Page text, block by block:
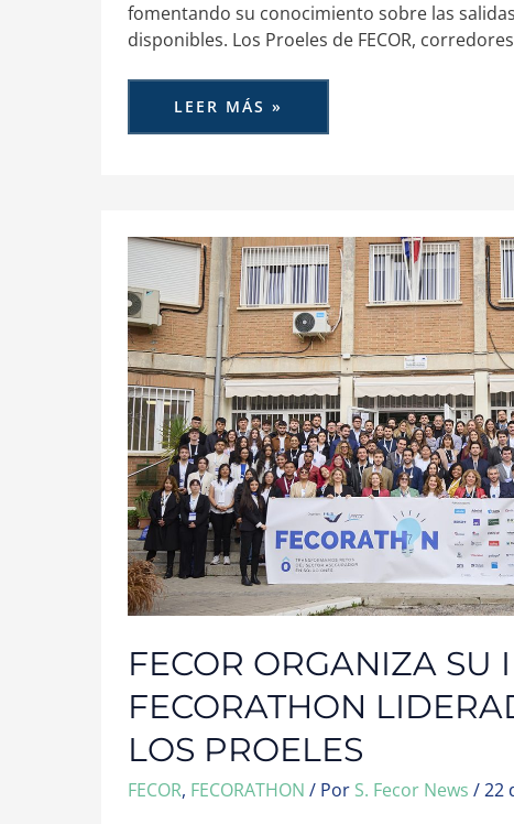
fomentando su conocimiento sobre las
disponibles. Los Proeles de FECOR,
LEER MÁS »
FECOR ORGANIZA SU I
FECORATHON
LOS PROELES
FECOR, FECORATHON / Por S. Fecor News /22
FECOR
ORGANIZA
SU
FECORATHON
LIDERADO
POR
LOS
PROELES